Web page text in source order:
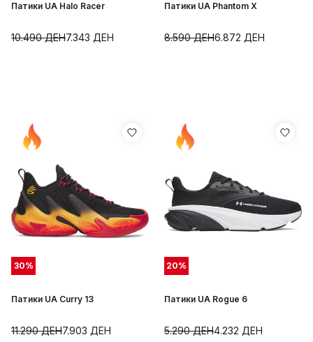
Патики UA Halo Racer
7.343 ДЕН
10.490ДЕН
Патики UA Phantom X
6.872 ДЕН
8.590ДЕН
30%
Патики UA Curry 13
7.903 ДЕН
11.290ДЕН
20%
Патики UA Rogue 6
4.232 ДЕН
5.290ДЕН